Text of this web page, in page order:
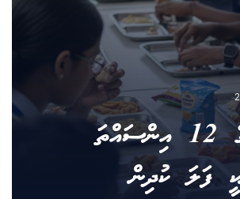
ސްރީލަންކާގެ 12 އިންސައްތަ
ފަލަ ކުދިން